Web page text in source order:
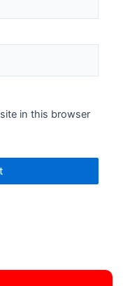
in this browser